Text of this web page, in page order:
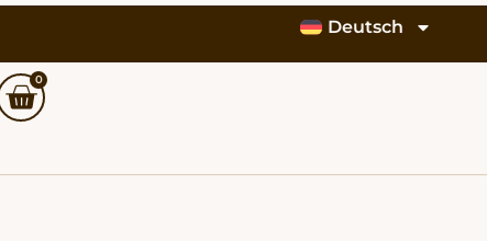
Deutsch
0